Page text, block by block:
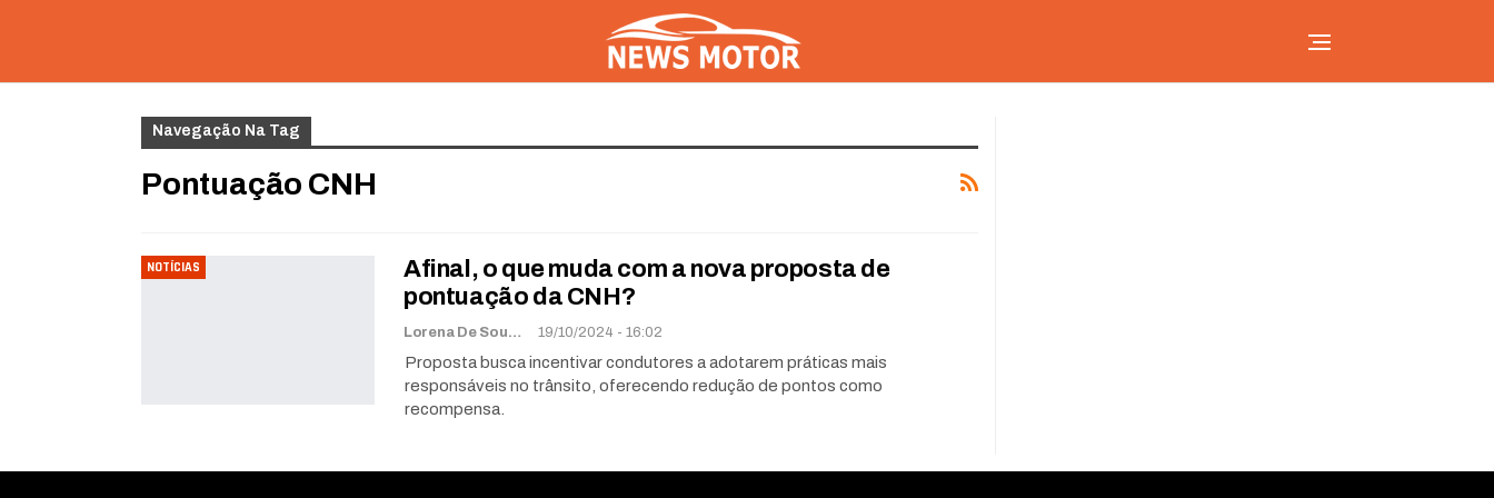
Navegação Na Tag
Pontuação CNH
NOTÍCIAS
Afinal, o que muda com a nova proposta de
pontuação da CNH?
Lorena De Sousa 19/10/2024 - 16:02
Proposta busca incentivar condutores a adotarem práticas mais
responsáveis no trânsito, oferecendo redução de pontos como
recompensa.